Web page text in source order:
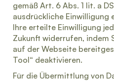
gemäß Art. 6 Abs. 1 lit. a
ausdrückliche Einwilligung
Ihre erteilte Einwilligung
Zukunft widerrufen, indem
auf der Webseite
Tool“ deaktivieren.
Für die Übermittlung von